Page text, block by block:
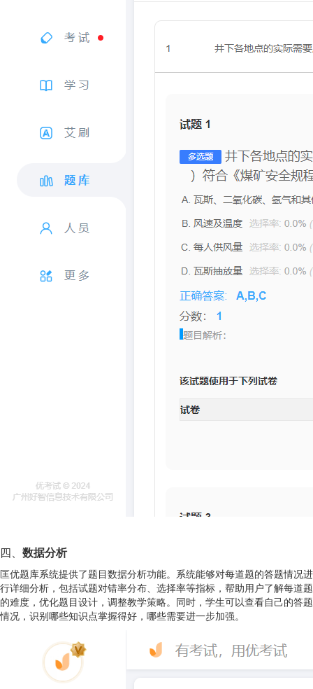
四、 数据分析
匡优题库系统提供了题目数据分析功能。系统能够对每道题的答题情况进
行详细分析，包括试题对错率分布、选择率等指标，帮助用户了解每道题
的难度，优化题目设计，调整教学策略。同时，学生可以查看自己的答题
情况，识别哪些知识点掌握得好，哪些需要进一步加强。